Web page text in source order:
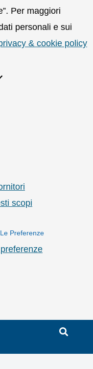
Per maggiori
personali e sui
& cookie policy
scopi
Preferenze